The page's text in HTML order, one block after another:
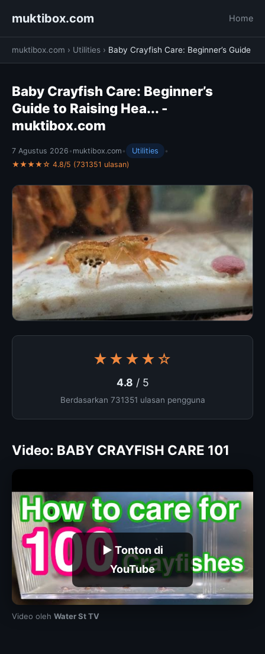
muktibox.com Home
muktibox.com › Utilities › Baby Crayfish Care: Beginner’s Guide
Baby Crayfish Care: Beginner’s
Guide to Raising Hea... -
muktibox.com
7 Agustus 2026 • muktibox.com • Utilities
•
★★★★☆ 4.8/5 (731351 ulasan)
★★★★☆
4.8 / 5
Berdasarkan 731351 ulasan pengguna
Video: BABY CRAYFISH CARE 101
▶ Tonton di
YouTube
Video oleh Water St TV